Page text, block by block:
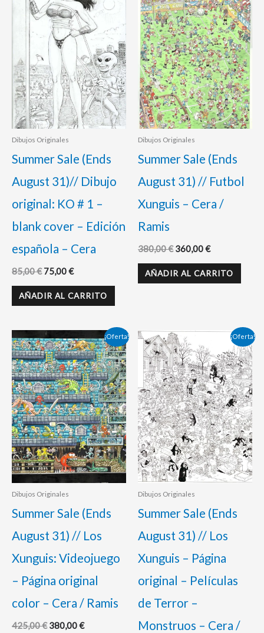
Dibujos Originales
Summer Sale (Ends
August 31)// Dibujo
original: KO # 1 –
blank cover – Edición
española – Cera
85,00€
original
era:
85,00 €.
75,00€
actual
es:
75,00 €.
AÑADIR AL CARRITO
Dibujos Originales
Summer Sale (Ends
August 31) // Futbol
Xunguis – Cera /
Ramis
380,00€
original
era:
380,00 €.
360,00€
actual
es:
360,00 €.
AÑADIR AL CARRITO
¡Oferta!
Dibujos Originales
Summer Sale (Ends
August 31) // Los
Xunguis: Videojuego
– Página original
color – Cera / Ramis
425,00€
precio
original
era:
425,00 €.
380,00€
precio
actual
es:
380,00 €.
¡Oferta!
Dibujos Originales
Summer Sale (Ends
August 31) // Los
Xunguis – Página
original – Películas
de Terror –
Monstruos – Cera /
El
precio
original
era:
450,00 €.
El
precio
actual
es:
375,00 €.